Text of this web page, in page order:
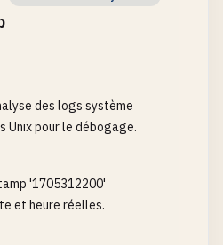
des logs système
Unix pour le débogage.
'1705312200'
et heure réelles.